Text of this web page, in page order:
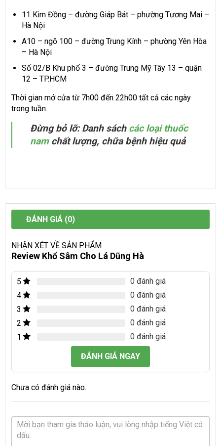
11 Kim Đồng – đường Giáp Bát – phường Tương Mai –
Hà Nội
A10 – ngõ 100 – đường Trung Kính – phường Yên Hòa
– Hà Nội
Số 02/B Khu phố 3 – đường Trung Mỹ Tây 13 – quận
12 – TP.HCM
Thời gian mở cửa từ 7h00 đến 22h00 tất cả các ngày
trong tuần.
Đừng bỏ lỡ: Danh sách các loại thuốc
namchất lượng, chữa bệnh hiệu quả
ĐÁNH GIÁ (0)
NHẬN XÉT VỀ SẢN PHẨM
Review Khổ Sâm Cho Lá Dũng Hà
5
0 đánh giá
4
0 đánh giá
3
0 đánh giá
2
0 đánh giá
1
0 đánh giá
ĐÁNH GIÁ NGAY
Chưa có đánh giá nào.